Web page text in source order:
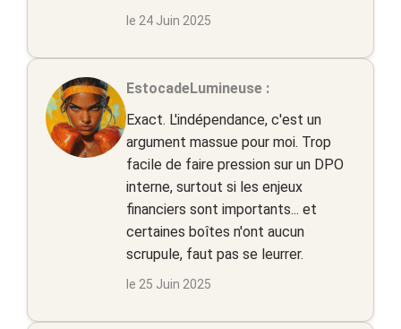
le 24 Juin 2025
EstocadeLumineuse :
Exact. L'indépendance, c'est un
argument massue pour moi. Trop
facile de faire pression sur un DPO
interne, surtout si les enjeux
financiers sont importants... et
certaines boîtes n'ont aucun
scrupule, faut pas se leurrer.
le 25 Juin 2025